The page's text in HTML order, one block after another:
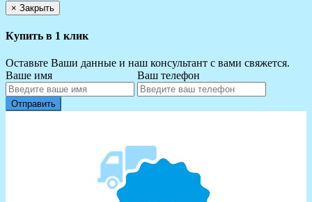
× Закрыть
Купить в 1 клик
Оставьте Ваши данные и наш консультант с вами свяжется.
Ваше имя
Ваш телефон
Отправить